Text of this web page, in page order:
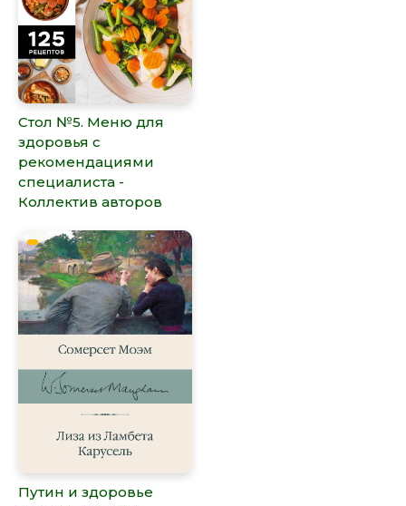
Стол №5. Меню для
здоровья с
рекомендациями
специалиста -
Коллектив авторов
Путин и здоровье